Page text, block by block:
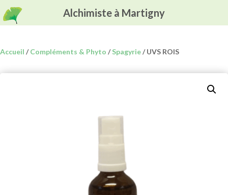
Accueil /Compléments & Phyto /Spagyrie/ UVS ROIS
Alchimiste à Martigny